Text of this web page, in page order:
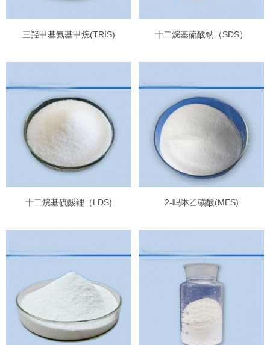
三羟甲基氨基甲烷(TRIS) 十二烷基硫酸钠（SDS）
十二烷基硫酸锂（LDS) 2-吗啉乙磺酸(MES)